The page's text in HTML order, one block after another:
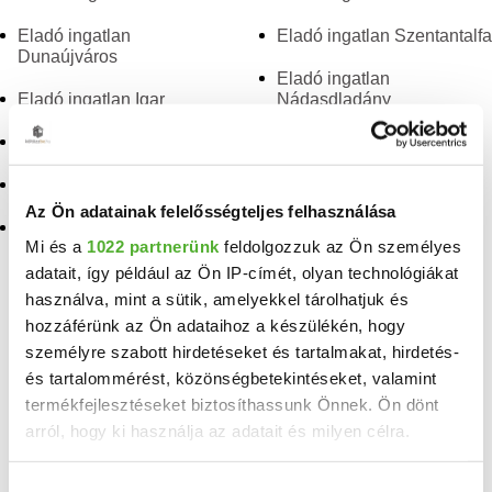
Az Ön adatainak felelősségteljes felhasználása
Mi és a 1022 partnerünk feldolgozzuk az Ön személyes
adatait, így például az Ön IP-címét, olyan technológiákat
használva, mint a sütik, amelyekkel tárolhatjuk és
hozzáférünk az Ön adataihoz a készülékén, hogy
személyre szabott hirdetéseket és tartalmakat, hirdetés-
és tartalommérést, közönségbetekintéseket, valamint
termékfejlesztéseket biztosíthassunk Önnek. Ön dönt
arról, hogy ki használja az adatait és milyen célra.
Eladó ingatlan
Dunaújváros
Eladó ingatlan Igar
Eladó ingatlan Bakonykúti
Eladó ingatlan Szentantalfa
Eladó ingatlan
Nádasdladány
Eladó ingatlan
Veszprémfajsz
+36 20 583
TELEFONSZÁM FELFEDÉSE
Kruller Petra
referens